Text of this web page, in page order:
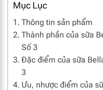
Mục Lục
Thông tin sản phẩm
Thành phần của sữa
Số 3
Đặc điểm của sữa
3
Ưu, nhược điểm của